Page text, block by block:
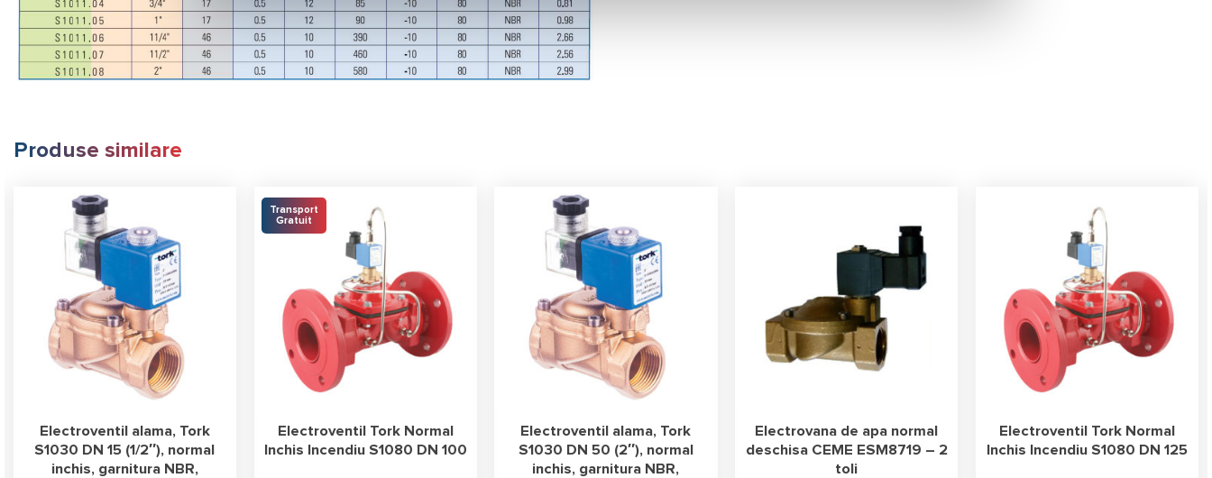
Produse similare
Electroventil alama, Tork
S1030 DN 15 (1/2″), normal
inchis, garnitura NBR,
Transport
Gratuit
Electroventil Tork Normal
Inchis Incendiu S1080 DN 100
Electroventil alama, Tork
S1030 DN 50 (2″), normal
inchis, garnitura NBR,
Electrovana de apa normal
deschisa CEME ESM8719 – 2
toli
Electroventil Tork Normal
Inchis Incendiu S1080 DN 125